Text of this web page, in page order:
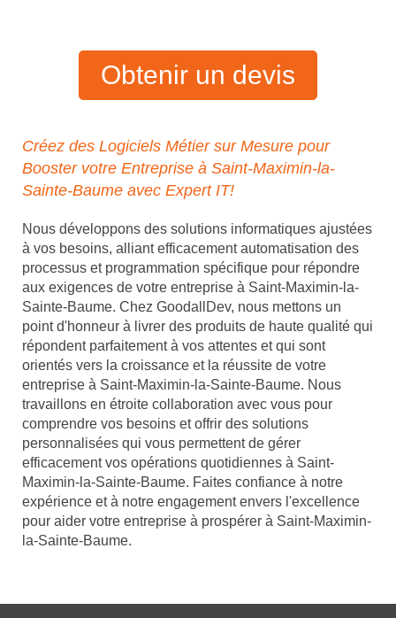
Obtenir un devis
Créez des Logiciels Métier sur Mesure pour
Booster votre Entreprise à Saint-Maximin-la-
Sainte-Baume avec Expert IT!
Nous développons des solutions informatiques ajustées
à vos besoins, alliant efficacement automatisation des
processus et programmation spécifique pour répondre
aux exigences de votre entreprise à Saint-Maximin-la-
Sainte-Baume. Chez GoodallDev, nous mettons un
point d'honneur à livrer des produits de haute qualité qui
répondent parfaitement à vos attentes et qui sont
orientés vers la croissance et la réussite de votre
entreprise à Saint-Maximin-la-Sainte-Baume. Nous
travaillons en étroite collaboration avec vous pour
comprendre vos besoins et offrir des solutions
personnalisées qui vous permettent de gérer
efficacement vos opérations quotidiennes à Saint-
Maximin-la-Sainte-Baume. Faites confiance à notre
expérience et à notre engagement envers l'excellence
pour aider votre entreprise à prospérer à Saint-Maximin-
la-Sainte-Baume.